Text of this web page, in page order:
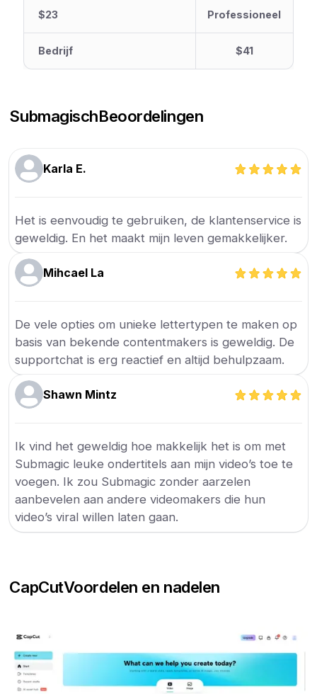
$23 Professioneel
Bedrijf $41
SubmagischBeoordelingen
Karla E.
Het is eenvoudig te gebruiken, de klantenservice is
geweldig. En het maakt mijn leven gemakkelijker.
Mihcael La
De vele opties om unieke lettertypen te maken op
basis van bekende contentmakers is geweldig. De
supportchat is erg reactief en altijd behulpzaam.
Shawn Mintz
Ik vind het geweldig hoe makkelijk het is om met
Submagic leuke ondertitels aan mijn video’s toe te
voegen. Ik zou Submagic zonder aarzelen
aanbevelen aan andere videomakers die hun
video’s viral willen laten gaan.
CapCutVoordelen en nadelen